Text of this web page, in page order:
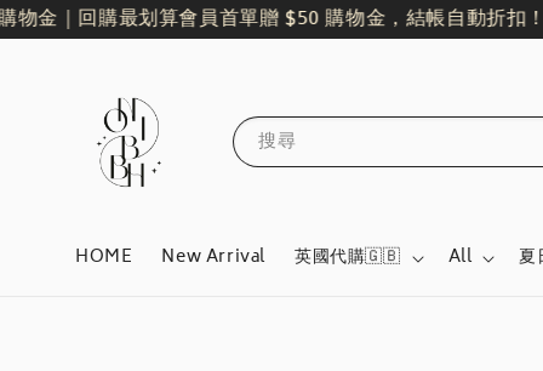
｜回購最划算會員首單贈 $50 購物金，結帳自動折扣！全
搜尋
HOME New Arrival 英國代購🇬🇧 All 夏